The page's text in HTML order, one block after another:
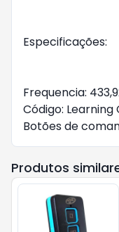
Especificações:
Frequencia:
Código: Learning
Botões de
Produtos